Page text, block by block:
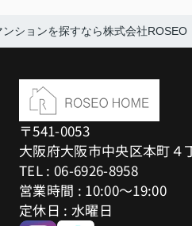
ションを探すなら株式会社ROSEO
〒541-0053
大阪府大阪市中央区本町４
TEL : 06-6926-8958
営業時間 : 10:00～19:00
定休日 : 水曜日